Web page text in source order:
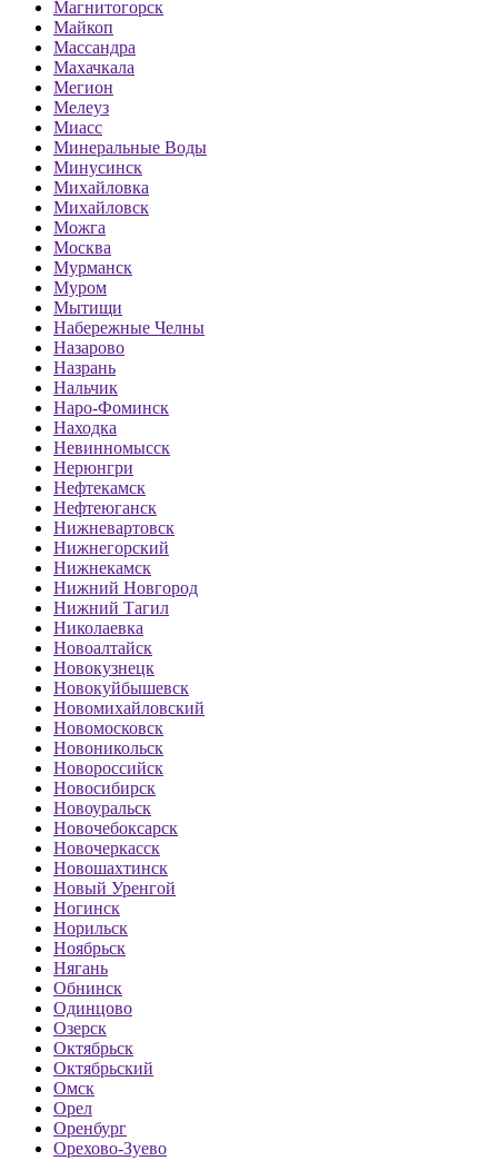
Магнитогорск
Майкоп
Массандра
Махачкала
Мегион
Мелеуз
Миасс
Минеральные Воды
Минусинск
Михайловка
Михайловск
Можга
Москва
Мурманск
Муром
Мытищи
Набережные Челны
Назарово
Назрань
Нальчик
Наро-Фоминск
Находка
Невинномысск
Нерюнгри
Нефтекамск
Нефтеюганск
Нижневартовск
Нижнегорский
Нижнекамск
Нижний Новгород
Нижний Тагил
Николаевка
Новоалтайск
Новокузнецк
Новокуйбышевск
Новомихайловский
Новомосковск
Новоникольск
Новороссийск
Новосибирск
Новоуральск
Новочебоксарск
Новочеркасск
Новошахтинск
Новый Уренгой
Ногинск
Норильск
Ноябрьск
Нягань
Обнинск
Одинцово
Озерск
Октябрьск
Октябрьский
Омск
Орел
Оренбург
Орехово-Зуево